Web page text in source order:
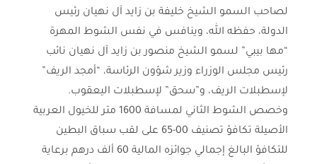
لصاحب السمو الشيخ خليفة بن زايد آل نهيان رئيس
الدولة، حفظه الله، وينافس في نفس الشوط المهرة
“مها بيبي” لسمو الشيخ منصور بن زايد آل نهيان نائب
رئيس مجلس الوزراء وزير شؤون الرئاسة، “أمجد الريف”
لإسطبلات الريف، و”سحق” لإسطبلات اليعقوب.
وخصص الشوط الثاني لمسافة 1600 متر للخيول العربية
الأصيلة تكافؤ تصنيف 00-65 على لقب سباق البطين
للتكافؤ البالغ إجمالي جوائزه المالية 60 ألف درهم برعاية